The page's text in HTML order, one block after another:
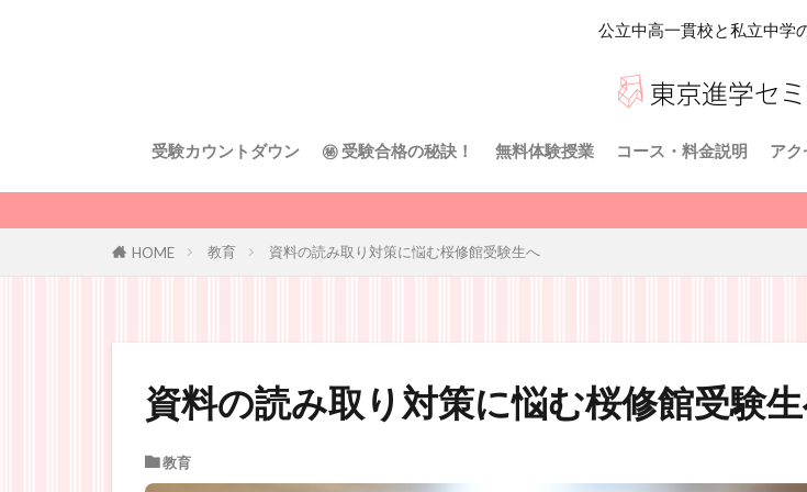
公立中高一貫校と私立中学
受験カウントダウン ㊙︎ 受験合格の秘訣！ 無料体験授業 コース・料金説明 アク
HOME 教育 資料の読み取り対策に悩む桜修館受験生へ
資料の読み取り対策に悩む桜修館受験
教育